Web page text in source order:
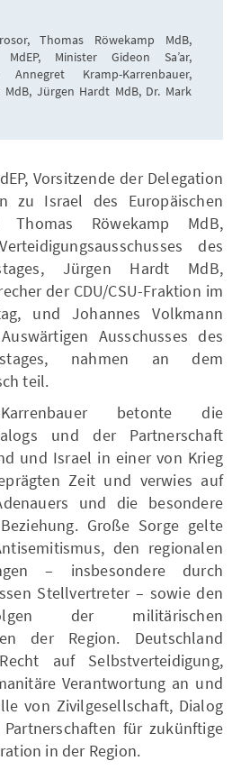
Thomas Röwekamp MdB,
Minister Gideon Sa’ar,
Annegret Kramp-Karrenbauer,
Jürgen Hardt MdB, Dr. Mark
Vorsitzende der Delegation
zu Israel des Europäischen
Thomas Röwekamp MdB,
des
Jürgen Hardt MdB,
der CDU/CSU-Fraktion im
und Johannes Volkmann
Ausschusses des
nahmen an dem
teil.
Karrenbauer betonte die
und der Partnerschaft
und Israel in einer von Krieg
Zeit und verwies auf
und die besondere
Große Sorge gelte
den regionalen
– insbesondere durch
Stellvertreter – sowie den
der militärischen
der Region. Deutschland
auf Selbstverteidigung,
Verantwortung an und
von Zivilgesellschaft, Dialog
für zukünftige
in der Region.